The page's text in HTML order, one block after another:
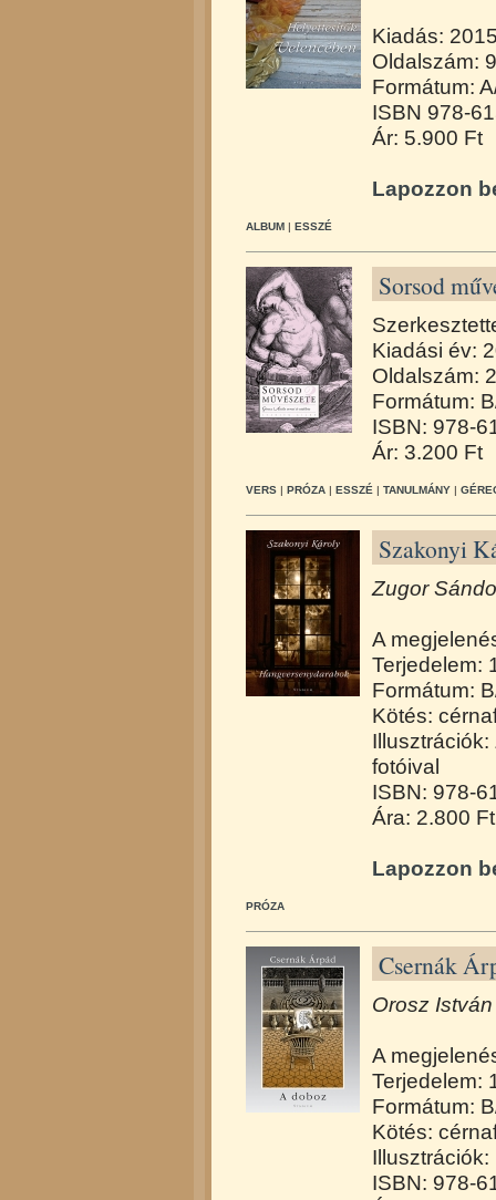
Kiadás:
Oldalszám:
Formátum:
ISBN 978-
Ár: 5.900 Ft
Lapozzon
ALBUM | ESSZÉ
Sorsod
Kiadási év:
Oldalszám:
Formátum:
ISBN: 978-
Ár: 3.200 Ft
VERS | PRÓZA | ESSZÉ | TANULMÁNY |
Szakonyi
Zugor
A
Terjedelem:
Formátum:
Kötés:
fotóival
ISBN: 978-
Ára: 2.800 Ft
Lapozzon
PRÓZA
Csernák
Orosz
A
Terjedelem:
Formátum:
Kötés:
ISBN: 978-